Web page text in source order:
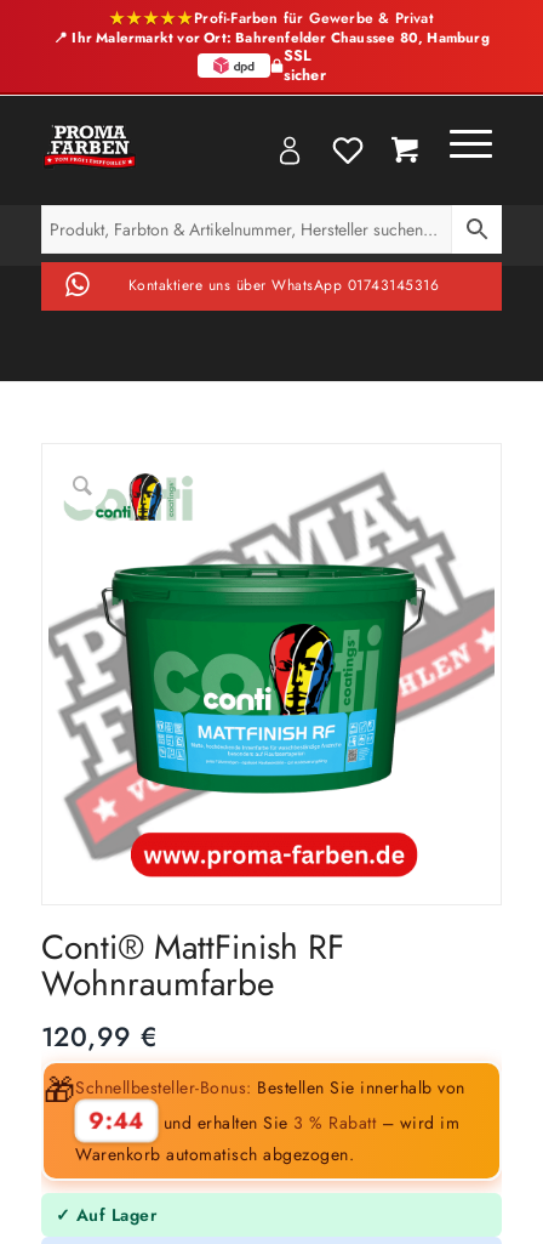
★★★★★Profi-Farben für Gewerbe & Privat
📍 Ihr Malermarkt vor Ort: Bahrenfelder Chaussee 80, Hamburg
SSL
sicher
Kontaktiere uns über WhatsApp 01743145316
Conti® MattFinish RF
Wohnraumfarbe
120,99€
🎁Schnellbesteller-Bonus: Bestellen Sie innerhalb von
9:43 und erhalten Sie 3 % Rabatt– wird im
Warenkorb automatisch abgezogen.
✓ Auf Lager